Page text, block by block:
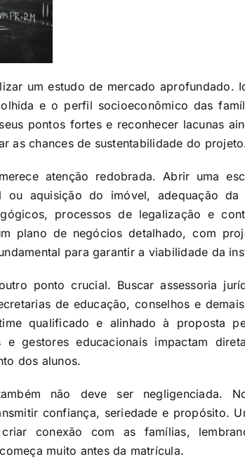
um estudo de mercado aprofundado.
e o perfil socioeconômico das
pontos fortes e reconhecer lacunas
as chances de sustentabilidade do
atenção redobrada. Abrir uma
ou aquisição do imóvel, adequação da
processos de legalização e
plano de negócios detalhado, com
para garantir a viabilidade da
ponto crucial. Buscar assessoria
de educação, conselhos e
qualificado e alinhado à proposta
e gestores educacionais impactam
dos alunos.
não deve ser negligenciada.
confiança, seriedade e propósito.
conexão com as famílias,
muito antes da matrícula.